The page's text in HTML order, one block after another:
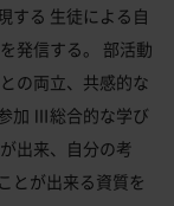
する 生徒による自
発信する。 部活動
の両立、共感的な
加 Ⅲ総合的な学び
出来、自分の考
とが出来る資質を